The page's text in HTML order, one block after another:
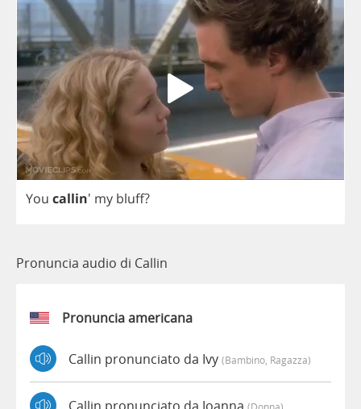
You callin' my bluff?
Pronuncia audio di Callin
Pronuncia americana
Callin pronunciato da Ivy (bambino, Ragazza)
Callin pronunciato da Joanna (donna)